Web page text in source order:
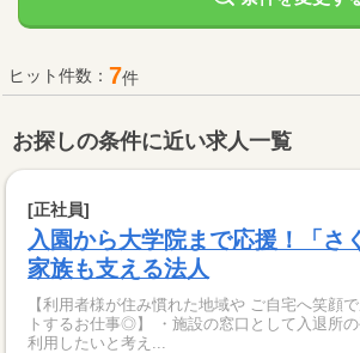
ヒット件数： 7件
お探しの条件に近い求人一覧
[正社員]
入園から大学院まで応援！「さ
家族も支える法人
【利用者様が住み慣れた地域や ご自宅へ笑顔
トするお仕事◎】 ・施設の窓口として入退所の手続き 新しく施設を
利用したいと考え...